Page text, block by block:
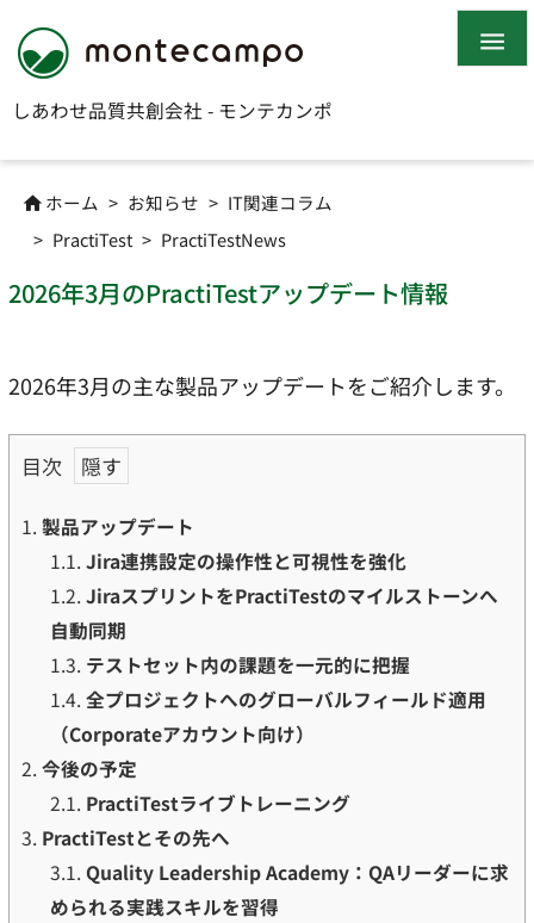
しあわせ品質共創会社 - モンテカンポ

 ホーム > お知らせ > IT関連コラム
> PractiTest > PractiTestNews
2026年3月のPractiTestアップデート情報
2026年3月の主な製品アップデートをご紹介します。
目次
1.製品アップデート
1.1.Jira連携設定の操作性と可視性を強化
1.2.JiraスプリントをPractiTestのマイルストーンへ
自動同期
1.3. テストセット内の課題を一元的に把握
1.4.全プロジェクトへのグローバルフィールド適用
（Corporateアカウント向け）
2.今後の予定
2.1. PractiTestライブトレーニング
3. PractiTestとその先へ
3.1.Quality Leadership Academy：QAリーダーに求
められる実践スキルを習得